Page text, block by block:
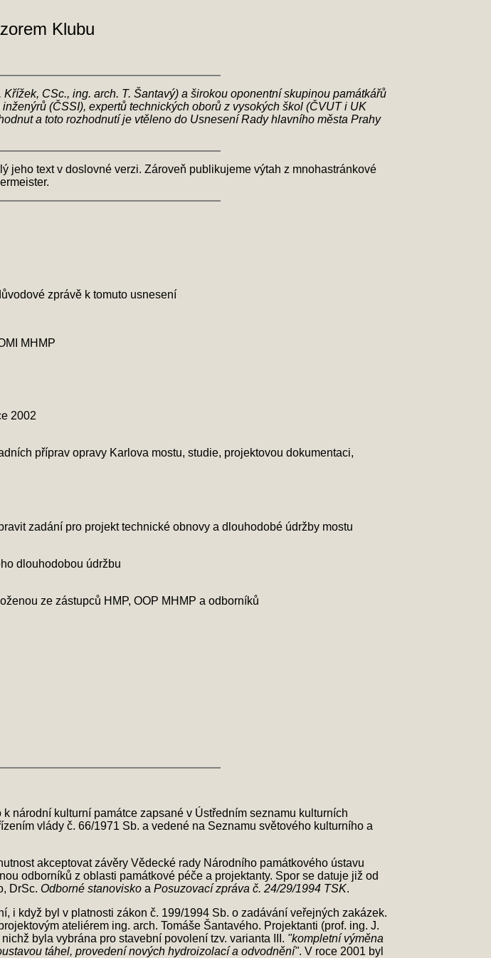
Klubu
CSc., ing. arch. T. Šantavý) a širokou oponentní skupinou památkářů
(ČSSI), expertů technických oborů z vysokých škol (ČVUT i UK
a toto rozhodnutí je vtěleno do Usnesení Rady hlavního města Prahy
jeho text v doslovné verzi. Zároveň publikujeme výtah z mnohastránkové
zprávě k tomuto usnesení
MHMP
2002
příprav opravy Karlova mostu, studie, projektovou dokumentaci,
zadání pro projekt technické obnovy a dlouhodobé údržby mostu
dlouhodobou údržbu
ze zástupců HMP, OOP MHMP a odborníků
národní kulturní památce zapsané v Ústředním seznamu kulturních
vlády č. 66/1971 Sb. a vedené na Seznamu světového kulturního a
akceptovat závěry Vědecké rady Národního památkového ústavu
odborníků z oblasti památkové péče a projektanty. Spor se datuje již od
DrSc. Odborné stanovisko a Posuzovací zpráva č. 24/29/1994 TSK.
i když byl v platnosti zákon č. 199/1994 Sb. o zadávání veřejných zakázek.
ateliérem ing. arch. Tomáše Šantavého. Projektanti (prof. ing. J.
byla vybrána pro stavební povolení tzv. varianta III. "kompletní výměna
táhel, provedení nových hydroizolací a odvodnění". V roce 2001 byl